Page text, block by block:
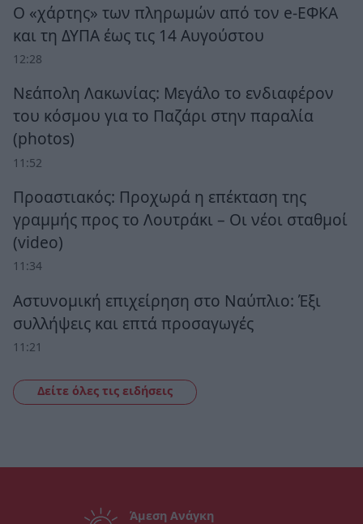
Ο «χάρτης» των πληρωμών από τον e-ΕΦΚΑ
και τη ΔΥΠΑ έως τις 14 Αυγούστου
12:28
Νεάπολη Λακωνίας: Μεγάλο το ενδιαφέρον
του κόσμου για το Παζάρι στην παραλία
(photos)
11:52
Προαστιακός: Προχωρά η επέκταση της
γραμμής προς το Λουτράκι – Οι νέοι σταθμοί
(video)
11:34
Αστυνομική επιχείρηση στο Ναύπλιο: Έξι
συλλήψεις και επτά προσαγωγές
11:21
Δείτε όλες τις ειδήσεις
Άμεση Ανάγκη